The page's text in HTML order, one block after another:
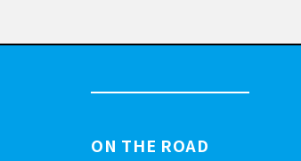
ON THE ROAD